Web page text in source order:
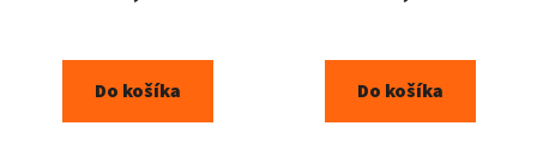
Do košíka
je
Do košíka